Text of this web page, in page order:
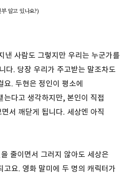
알고 있나요?)
낸 사람도 그렇지만 우리는 누군가를
다. 당장 우리가 주고받는 말조차도
요. 두현은 정인이 평소에
다고 생각하지만, 본인이 직접
서 깨닫게 됩니다. 세상엔 아직
줄이면서 그러지 않아도 세상은
고요. 영화 말미에 두 명의 캐릭터가